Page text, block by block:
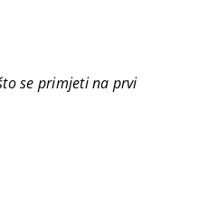
se primjeti na prvi